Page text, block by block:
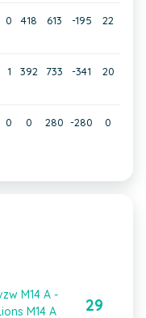
0 418 613 -195 22
1 392 733 -341 20
0 0 280 -280 0
M14 A -
M14 A
29